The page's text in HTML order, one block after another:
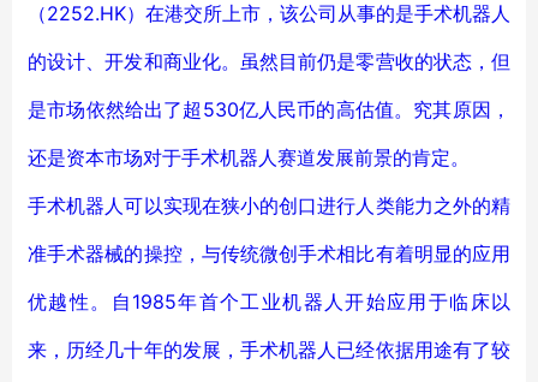
（2252.HK）在港交所上市，该公司从事的是手术机器人
的设计、开发和商业化。虽然目前仍是零营收的状态，但
是市场依然给出了超530亿人民币的高估值。究其原因，
还是资本市场对于手术机器人赛道发展前景的肯定。
手术机器人可以实现在狭小的创口进行人类能力之外的精
准手术器械的操控，与传统微创手术相比有着明显的应用
优越性。自1985年首个工业机器人开始应用于临床以
来，历经几十年的发展，手术机器人已经依据用途有了较